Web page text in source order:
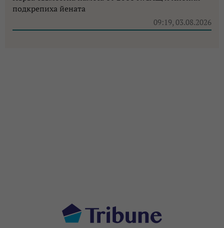
подкрепиха йената
09:19, 03.08.2026